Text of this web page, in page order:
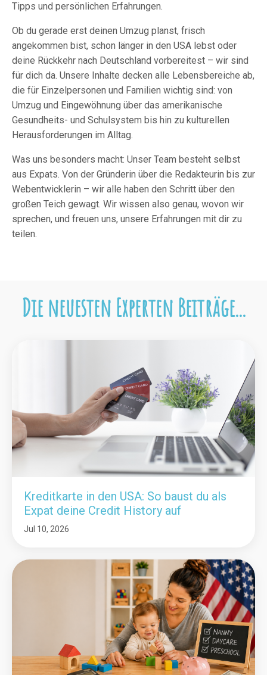
Tipps und persönlichen Erfahrungen.
Ob du gerade erst deinen Umzug planst, frisch
angekommen bist, schon länger in den USA lebst oder
deine Rückkehr nach Deutschland vorbereitest – wir sind
für dich da. Unsere Inhalte decken alle Lebensbereiche ab,
die für Einzelpersonen und Familien wichtig sind: von
Umzug und Eingewöhnung über das amerikanische
Gesundheits- und Schulsystem bis hin zu kulturellen
Herausforderungen im Alltag.
Was uns besonders macht: Unser Team besteht selbst
aus Expats. Von der Gründerin über die Redakteurin bis zur
Webentwicklerin – wir alle haben den Schritt über den
großen Teich gewagt. Wir wissen also genau, wovon wir
sprechen, und freuen uns, unsere Erfahrungen mit dir zu
teilen.
Die neuesten Experten Beiträge...
Kreditkarte in den USA: So baust du als
Expat deine Credit History auf
Jul 10, 2026